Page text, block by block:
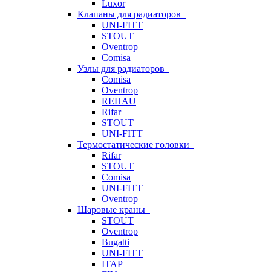
Luxor
Клапаны для радиаторов
UNI-FITT
STOUT
Oventrop
Comisa
Узлы для радиаторов
Comisa
Oventrop
REHAU
Rifar
STOUT
UNI-FITT
Термостатические головки
Rifar
STOUT
Comisa
UNI-FITT
Oventrop
Шаровые краны
STOUT
Oventrop
Bugatti
UNI-FITT
ITAP